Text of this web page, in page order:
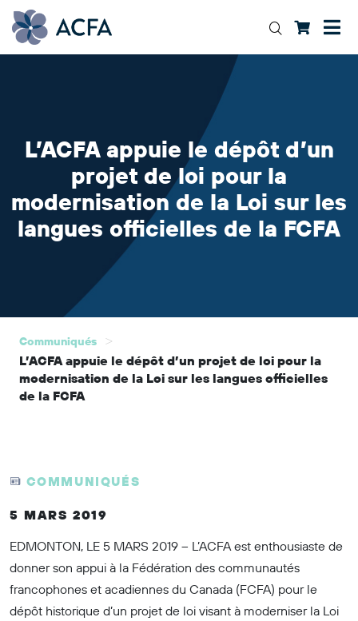
L’ACFA appuie le dépôt d’un
projet de loi pour la
modernisation de la Loi sur les
langues officielles de la FCFA
Communiqués >
L’ACFA appuie le dépôt d’un projet de loi pour la
modernisation de la Loi sur les langues officielles
de la FCFA
COMMUNIQUÉS
5 MARS 2019
EDMONTON, LE 5 MARS 2019 – L’ACFA est enthousiaste de
donner son appui à la Fédération des communautés
francophones et acadiennes du Canada (FCFA) pour le
dépôt historique d’un projet de loi visant à moderniser la Loi